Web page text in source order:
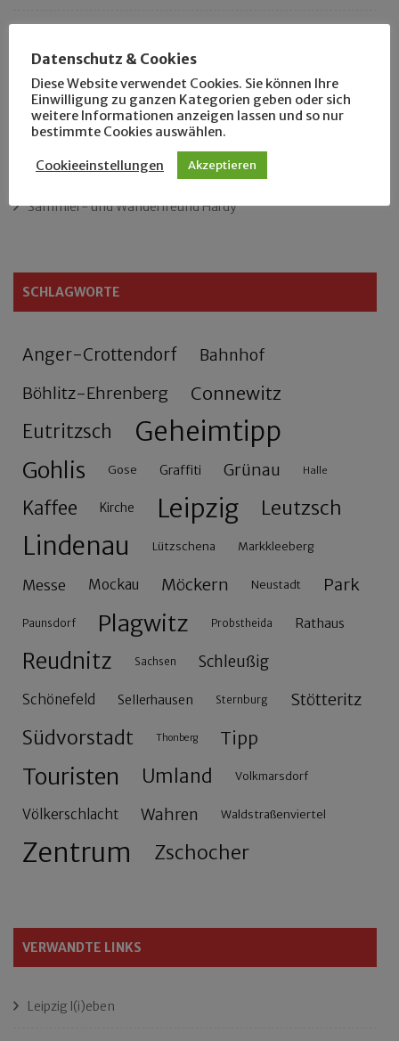
Der Leipziger Schmiedetag von 1904
Rennfahrer in Schönefeld und Zschocher
Zu Fuß durch Anger-Crottendorf
Sammler- und Wanderfreund Hardy
SCHLAGWORTE
Anger-Crottendorf Bahnhof
Böhlitz-Ehrenberg Connewitz
Eutritzsch Geheimtipp
Gohlis Gose Graffiti Grünau Halle
Kaffee Kirche Leipzig Leutzsch
Lindenau Lützschena Markkleeberg
Messe Mockau Möckern Neustadt Park
Paunsdorf Plagwitz Probstheida Rathaus
Reudnitz Sachsen Schleußig
Schönefeld Sellerhausen Sternburg Stötteritz
Südvorstadt Thonberg Tipp
Touristen Umland Volkmarsdorf
Völkerschlacht Wahren Waldstraßenviertel
Zentrum Zschocher
VERWANDTE LINKS
Leipzig l(i)eben
Datenschutz & Cookies
Diese Website verwendet Cookies. Sie können Ihre
Einwilligung zu ganzen Kategorien geben oder sich
weitere Informationen anzeigen lassen und so nur
bestimmte Cookies auswählen.
Cookieeinstellungen Akzeptieren